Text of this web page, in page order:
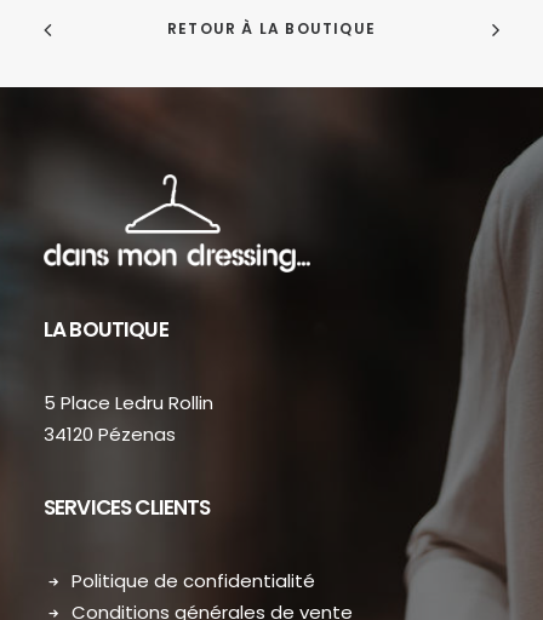
RETOUR À LA BOUTIQUE
LA BOUTIQUE
5 Place Ledru Rollin
34120 Pézenas
SERVICES CLIENTS
Politique de confidentialité
Conditions générales de vente